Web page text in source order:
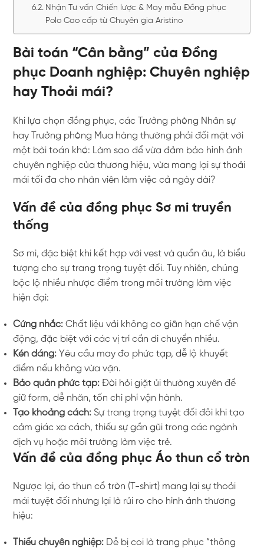
Nhận Tư vấn Chiến lược & May mẫu Đồng phục
Polo Cao cấp từ Chuyên gia Aristino
Bài toán “Cân bằng” của Đồng
phục Doanh nghiệp: Chuyên nghiệp
hay Thoải mái?
Khi lựa chọn đồng phục, các Trưởng phòng Nhân sự
hay Trưởng phòng Mua hàng thường phải đối mặt với
một bài toán khó: Làm sao để vừa đảm bảo hình ảnh
chuyên nghiệp của thương hiệu, vừa mang lại sự thoải
mái tối đa cho nhân viên làm việc cả ngày dài?
Vấn đề của đồng phục Sơ mi truyền
thống
Sơ mi, đặc biệt khi kết hợp với vest và quần âu, là biểu
tượng cho sự trang trọng tuyệt đối. Tuy nhiên, chúng
bộc lộ nhiều nhược điểm trong môi trường làm việc
hiện đại:
Cứng nhắc: Chất liệu vải không co giãn hạn chế vận
động, đặc biệt với các vị trí cần di chuyển nhiều.
Kén dáng: Yêu cầu may đo phức tạp, dễ lộ khuyết
điểm nếu không vừa vặn.
Bảo quản phức tạp: Đòi hỏi giặt ủi thường xuyên để
giữ form, dễ nhăn, tốn chi phí vận hành.
Tạo khoảng cách: Sự trang trọng tuyệt đối đôi khi tạo
cảm giác xa cách, thiếu sự gần gũi trong các ngành
dịch vụ hoặc môi trường làm việc trẻ.
Vấn đề của đồng phục Áo thun cổ tròn
Ngược lại, áo thun cổ tròn (T-shirt) mang lại sự thoải
mái tuyệt đối nhưng lại là rủi ro cho hình ảnh thương
hiệu:
Thiếu chuyên nghiệp: Dễ bị coi là trang phục “thông